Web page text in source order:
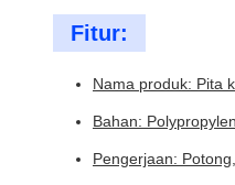
Fitur:
Nama produk: Pita
Bahan:
Pengerjaan: